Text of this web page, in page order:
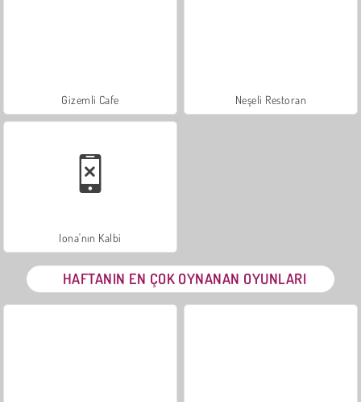
Gizemli Cafe Neşeli Restoran
Iona'nın Kalbi
HAFTANIN EN ÇOK OYNANAN OYUNLARI